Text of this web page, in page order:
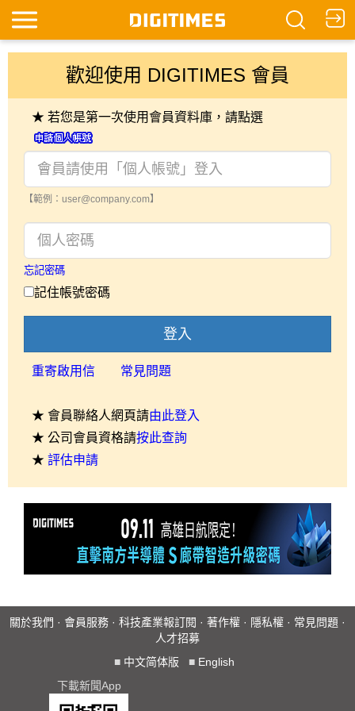
歡迎使用 DIGITIMES 會員
★ 若您是第一次使用會員資料庫，請點選
【範例：user@company.com】
忘記密碼
記住帳號密碼
登入
重寄啟用信 常見問題
★ 會員聯絡人網頁請由此登入
★ 公司會員資格請按此查詢
★ 評估申請
關於我們 · 會員服務 · 科技產業報訂閱 · 著作權 · 隱私權 · 常見問題 ·
人才招募
■ 中文简体版 ■ English
下載新聞App